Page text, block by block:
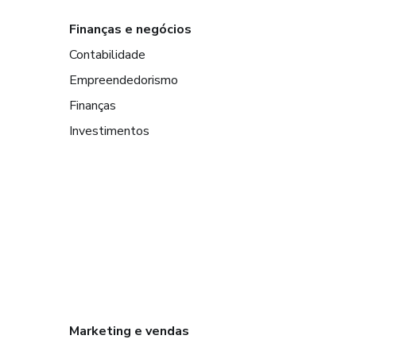
Finanças e negócios
Contabilidade
Empreendedorismo
Finanças
Investimentos
Marketing e vendas